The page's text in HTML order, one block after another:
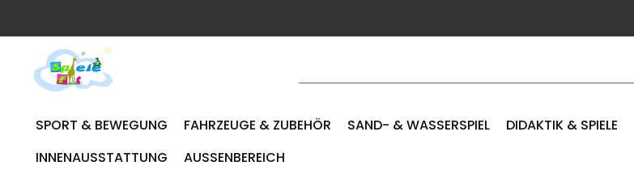
SPORT & BEWEGUNG FAHRZEUGE & ZUBEHÖR SAND- & WASSERSPIEL DIDAKTIK & SPIELE
INNENAUSSTATTUNG
AUSSENBEREICH